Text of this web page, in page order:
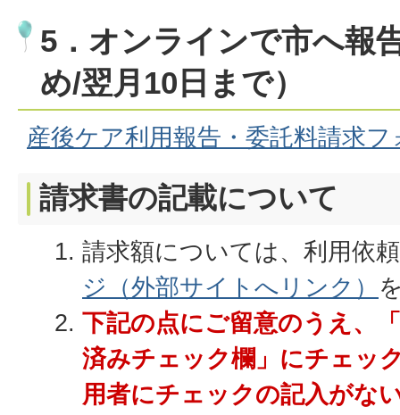
5．オンラインで市へ報
め/翌月10日まで）
産後ケア利用報告・委託料請求フ
請求書の記載について
請求額については、利用依
ジ（外部サイトへリンク）
下記の点にご留意のうえ、
済みチェック欄」にチェッ
用者にチェックの記入がな